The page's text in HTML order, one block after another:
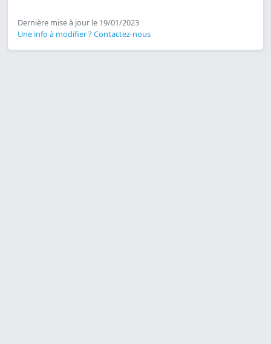
Dernière mise à jour le 19/01/2023
Une info à modifier ? Contactez-nous